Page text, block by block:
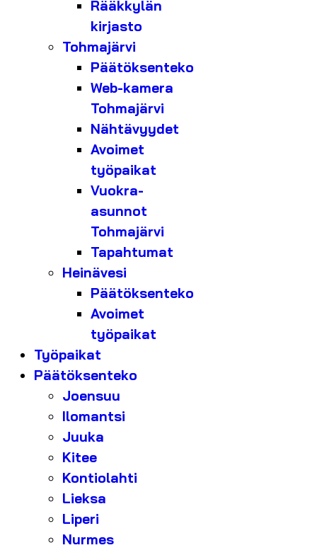
Rääkkylän
kirjasto
Tohmajärvi
Päätöksenteko
Web-kamera
Tohmajärvi
Nähtävyydet
Avoimet
työpaikat
Vuokra-
asunnot
Tohmajärvi
Tapahtumat
Heinävesi
Päätöksenteko
Avoimet
työpaikat
Työpaikat
Päätöksenteko
Joensuu
Ilomantsi
Juuka
Kitee
Kontiolahti
Lieksa
Liperi
Nurmes